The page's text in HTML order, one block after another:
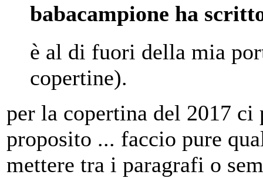
babacampione ha
è al di fuori della mia
copertine).
per la copertina del 2017
proposito ... faccio pure
mettere tra i paragrafi o